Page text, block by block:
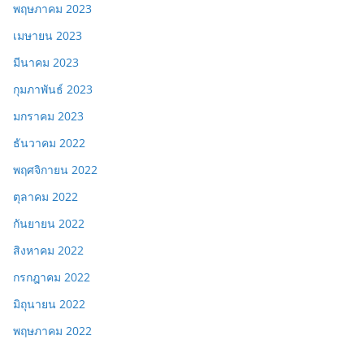
พฤษภาคม 2023
เมษายน 2023
มีนาคม 2023
กุมภาพันธ์ 2023
มกราคม 2023
ธันวาคม 2022
พฤศจิกายน 2022
ตุลาคม 2022
กันยายน 2022
สิงหาคม 2022
กรกฎาคม 2022
มิถุนายน 2022
พฤษภาคม 2022